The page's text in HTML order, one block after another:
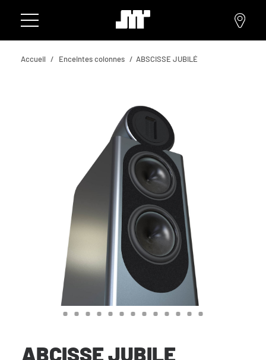
Accueil Enceintes colonnes ABSCISSE JUBILÉ
ABCISSE JUBILE